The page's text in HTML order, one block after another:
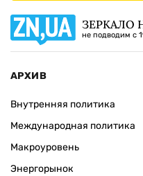
ЗЕРКАЛО
не подводим с
АРХИВ
Внутренняя политика
Международная политика
Макроуровень
Энергорынок